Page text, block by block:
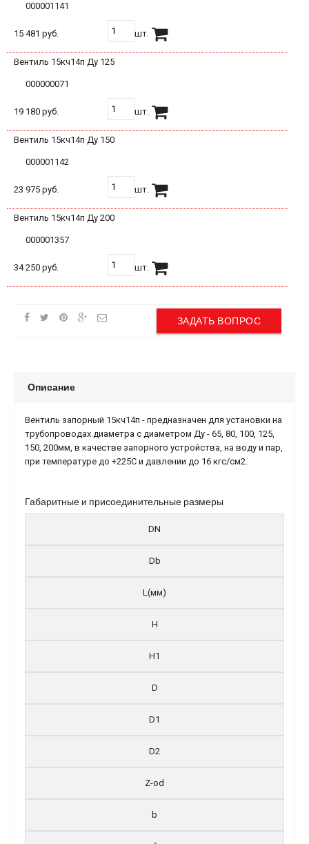
000001141
15 481 руб. шт.
Вентиль 15кч14п Ду 125
000000071
19 180 руб. шт.
Вентиль 15кч14п Ду 150
000001142
23 975 руб. шт.
Вентиль 15кч14п Ду 200
000001357
34 250 руб. шт.
ЗАДАТЬ ВОПРОС
Описание
Вентиль запорный 15кч14п - предназначен для установки на
трубопроводах диаметра c диаметром Ду - 65, 80, 100, 125,
150, 200мм, в качестве запорного устройства, на воду и пар,
при температуре до +225C и давлении до 16 кгс/см2.
Габаритные и присоединительные размеры
DN
Db
L(мм)
H
H1
D
D1
D2
Z-od
b